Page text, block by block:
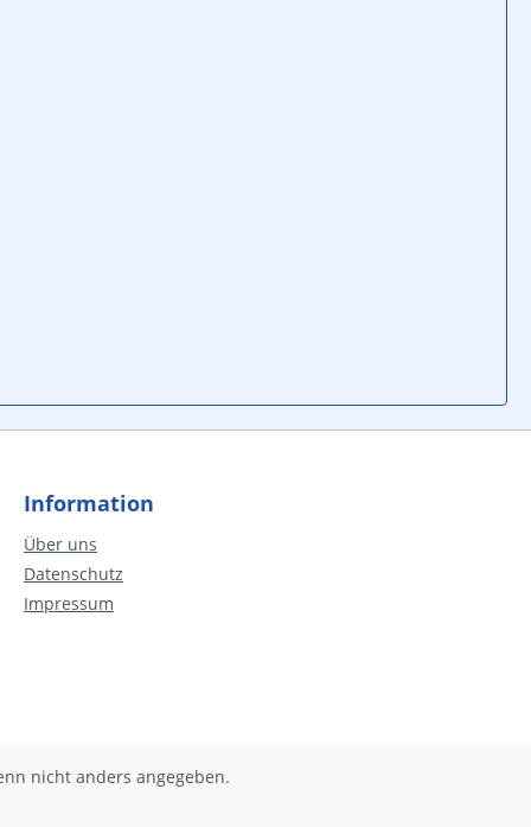
Information
Über uns
Datenschutz
Impressum
nicht anders angegeben.